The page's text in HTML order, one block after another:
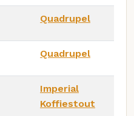
Quadrupel
Quadrupel
Imperial
Koffiestout